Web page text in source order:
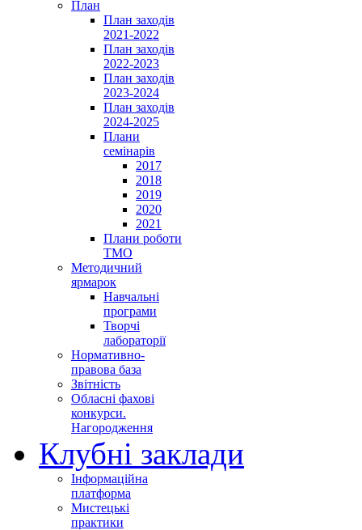
План
План заходів
2021-2022
План заходів
2022-2023
План заходів
2023-2024
План заходів
2024-2025
Плани
семінарів
2017
2018
2019
2020
2021
Плани роботи
ТМО
Методичний
ярмарок
Навчальні
програми
Творчі
лабораторії
Нормативно-
правова база
Звітність
Обласні фахові
конкурси.
Нагородження
Клубні заклади
Інформаційна
платформа
Мистецькі
практики